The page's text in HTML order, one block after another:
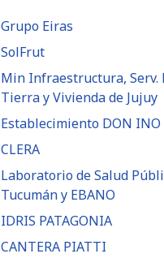
Grupo Eiras
SolFrut
Min Infraestructura, Serv.
Tierra y Vivienda de Jujuy
Establecimiento DON INO
CLERA
Laboratorio de Salud
Tucumán y EBANO
IDRIS PATAGONIA
CANTERA PIATTI